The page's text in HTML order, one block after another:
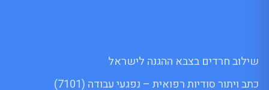
שילוב חרדים בצבא ההגנה לישראל
כתב ויתור סודיות רפואית – נפגעי עבודה (7101)